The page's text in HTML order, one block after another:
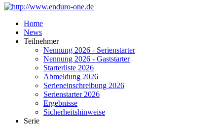
Home
News
Teilnehmer
Nennung 2026 - Serienstarter
Nennung 2026 - Gaststarter
Starterliste 2026
Abmeldung 2026
Serieneinschreibung 2026
Serienstarter 2026
Ergebnisse
Sicherheitshinweise
Serie